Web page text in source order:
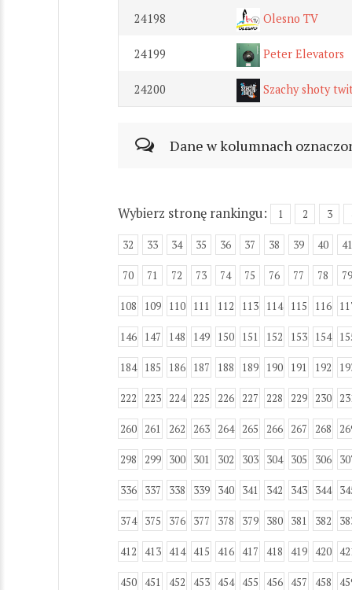
24198 Olesno TV
24199 Peter Elevators
24200 Szachy shoty
Dane w kolumnach
Wybierz stronę rankingu: 1 2 3
32 33 34 35 36 37 38 39 40 41
70 71 72 73 74 75 76 77 78 79
108 109 110 111 112 113 114 115 116
146 147 148 149 150 151 152 153 154
184 185 186 187 188 189 190 191 192
222 223 224 225 226 227 228 229 230
260 261 262 263 264 265 266 267 268
298 299 300 301 302 303 304 305 306
336 337 338 339 340 341 342 343 344
374 375 376 377 378 379 380 381 382
412 413 414 415 416 417 418 419 420
450 451 452 453 454 455 456 457 458